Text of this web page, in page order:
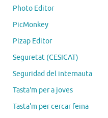
Photo Editor
PicMonkey
Pizap Editor
Seguretat (CESICAT)
Seguridad del internauta
Tasta'm per a joves
Tasta'm per cercar feina